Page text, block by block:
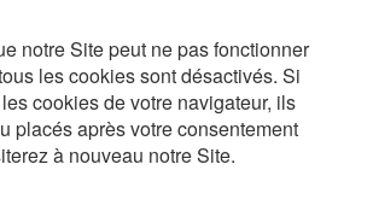
notre Site peut ne pas fonctionner
les cookies sont désactivés. Si
cookies de votre navigateur, ils
placés après votre consentement
à nouveau notre Site.